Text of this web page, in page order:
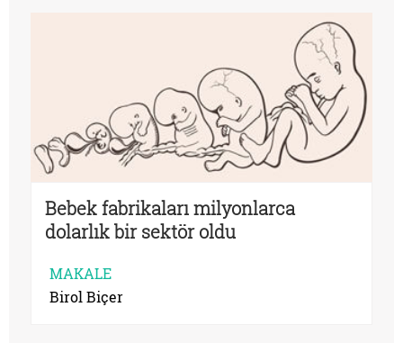
Bebek fabrikaları milyonlarca
dolarlık bir sektör oldu
MAKALE
Birol Biçer